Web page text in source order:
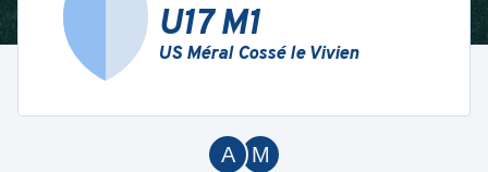
U17 M1
US Méral Cossé le Vivien
M
A